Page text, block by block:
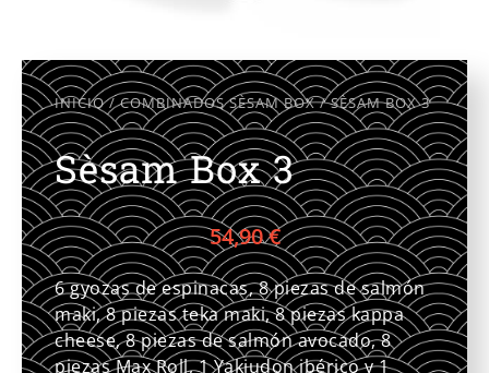
INICIO/COMBINADOS SÈSAM BOX/ SÈSAM BOX 3
Sèsam Box 3
54,90€
6 gyozas de espinacas, 8 piezas de salmón
maki, 8 piezas teka maki, 8 piezas kappa
cheese, 8 piezas de salmón avocado, 8
piezas Max Roll, 1 Yakiudon ibérico y 1